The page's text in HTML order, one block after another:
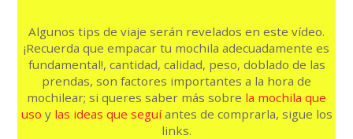
Algunos tips de viaje serán revelados en este vídeo.
¡Recuerda que empacar tu mochila adecuadamente es
fundamental!, cantidad, calidad, peso, doblado de las
prendas, son factores importantes a la hora de
mochilear; si queres saber más sobre la mochila que
uso y las ideas que seguíantes de comprarla, sigue los
links.